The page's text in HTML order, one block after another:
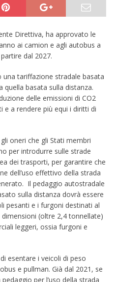
Direttiva, ha approvato le
ai camion e agli autobus a
dal 2027.
una tariffazione stradale basata
quella basata sulla distanza.
delle emissioni di CO2
e a rendere più equi i diritti di
oneri che gli Stati membri
per introdurre sulle strade
dei trasporti, per garantire che
dell’uso effettivo della strada
Il pedaggio autostradale
sulla distanza dovrà essere
pesanti e i furgoni destinati al
(oltre 2,4 tonnellate)
leggeri, ossia furgoni e
esentare i veicoli di peso
e pullman. Già dal 2021, se
per l’uso della strada